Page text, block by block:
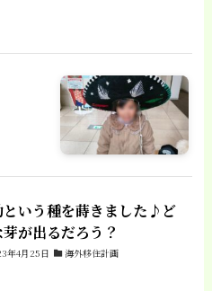
という種を蒔きました♪ど
が出るだろう？
年4月25日 海外移住計画